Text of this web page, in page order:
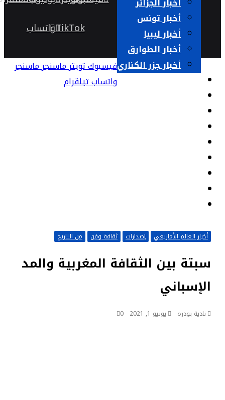
أخبار تونس
أخبار ليبيا
أخبار الطوارق
أخبار جزر الكناري
أخبار العالم الأمازيغي إصدارات ثقافة وفن من التاريخ
سبتة بين الثقافة المغربية والمد
الإسباني
نادية بودرة يونيو 1, 2021 0
TikTokواتساب
فيسبوكتويترماسنجرماسنجر
واتسابتيلقرام